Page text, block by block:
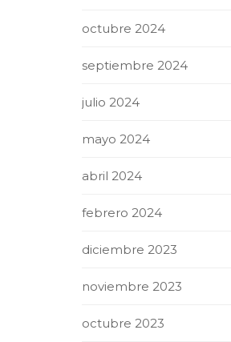
octubre 2024
septiembre 2024
julio 2024
mayo 2024
abril 2024
febrero 2024
diciembre 2023
noviembre 2023
octubre 2023